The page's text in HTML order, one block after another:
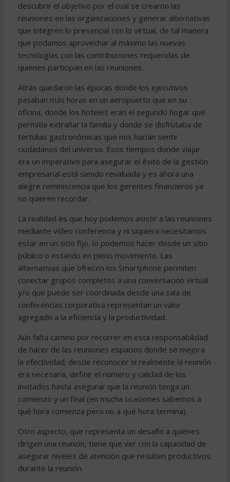
descubrir el objetivo por el cual se crearon las
reuniones en las organizaciones y generar alternativas
que integren lo presencial con lo virtual, de tal manera
que podamos aprovechar al máximo las nuevas
tecnologías con las contribuciones requeridas de
quienes participan en las reuniones.
Atrás quedaron las épocas donde los ejecutivos
pasaban más horas en un aeropuerto que en su
oficina, donde los hoteles eran el segundo hogar que
permitía extrañar la familia y donde se disfrutaba de
tertulias gastronómicas que nos hacían sentir
ciudadanos del universo. Esos tiempos donde viajar
era un imperativo para asegurar el éxito de la gestión
empresarial está siendo revaluada y es ahora una
alegre reminiscencia que los gerentes financieros ya
no quieren recordar.
La realidad es que hoy podemos asistir a las reuniones
mediante vídeo conferencia y ni siquiera necesitamos
estar en un sitio fijo, lo podemos hacer desde un sitio
público o estando en pleno movimiento. Las
alternativas que ofrecen los Smartphone permiten
conectar grupos completos a una conversación virtual
y/o que puede ser coordinada desde una sala de
conferencias corporativa representan un valor
agregado a la eficiencia y la productividad.
Aún falta camino por recorrer en esta responsabilidad
de hacer de las reuniones espacios donde se mejora
la efectividad; desde reconocer si realmente la reunión
era necesaria, definir el número y calidad de los
invitados hasta asegurar que la reunión tenga un
comienzo y un final (en mucha ocasiones sabemos a
qué hora comienza pero no a qué hora termina).
Otro aspecto, que representa un desafío a quienes
dirigen una reunión, tiene que ver con la capacidad de
asegurar niveles de atención que resulten productivos
durante la reunión.